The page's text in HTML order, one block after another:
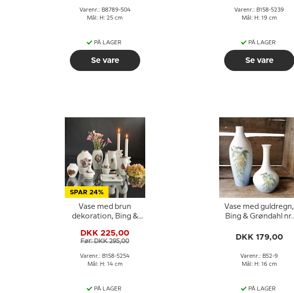
Varenr.: B8789-504
Mål: H: 25 cm
PÅ LAGER
Se vare
Varenr.: B158-5239
Mål: H: 19 cm
PÅ LAGER
Se vare
SPAR 24%
Vase med brun
dekoration, Bing &
DKK 225,00
Før: DKK 295,00
Varenr.: B158-5254
Mål: H: 14 cm
PÅ LAGER
Vase med guldregn,
Bing & Grøndahl nr.
DKK 179,00
Varenr.: B52-9
Mål: H: 16 cm
PÅ LAGER